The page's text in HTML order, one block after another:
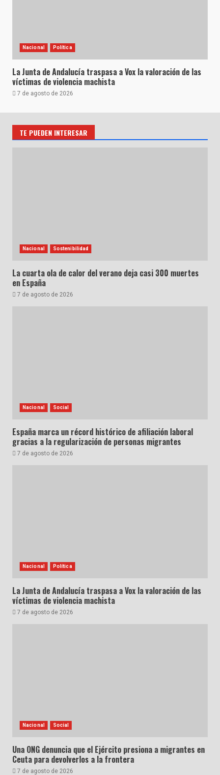
Nacional Política
La Junta de Andalucía traspasa a Vox la valoración de las
víctimas de violencia machista
7 de agosto de 2026
TE PUEDEN INTERESAR
Nacional Sostenibilidad
La cuarta ola de calor del verano deja casi 300 muertes
en España
7 de agosto de 2026
Nacional Social
España marca un récord histórico de afiliación laboral
gracias a la regularización de personas migrantes
7 de agosto de 2026
Nacional Política
La Junta de Andalucía traspasa a Vox la valoración de las
víctimas de violencia machista
7 de agosto de 2026
Nacional Social
Una ONG denuncia que el Ejército presiona a migrantes en
Ceuta para devolverlos a la frontera
7 de agosto de 2026